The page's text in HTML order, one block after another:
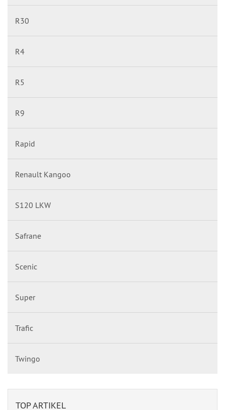
R30
R4
R5
R9
Rapid
Renault Kangoo
S120 LKW
Safrane
Scenic
Super
Trafic
Twingo
TOP ARTIKEL